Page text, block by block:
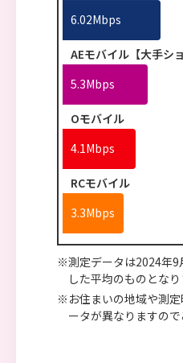
6.02Mbps
AEモバイル【大手シ
5.3Mbps
Oモバイル
4.1Mbps
RCモバイル
3.3Mbps
※測定データは2024年9
した平均のものとなり
※お住まいの地域や測
ータが異なりますので